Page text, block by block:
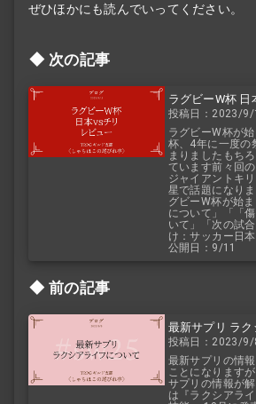
ぜひほかにも読んでいってください。
次の記事
ラグビーW杯 日
投稿日：2023/9/
ラグビーW杯が
杯、4年に一度の
まりましたもち
ています前々回
ジャイアントキ
星で話題になり
グビーW杯が始
について」「「
いて」「次の試
け：サッカー日
公開日：9/11
前の記事
最新サプリ ラ
投稿日：2023/9/
最新サプリの情
ことになります
サプリの情報が
は『ラクシアラ